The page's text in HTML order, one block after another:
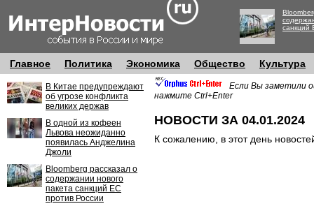
санкций
Главное Политика Экономика Общество Культура
В Китае предупреждают
об угрозе конфликта
великих держав
В одной из кофеен
Львова неожиданно
появилась Анджелина
Джоли
Bloomberg рассказал о
содержании нового
пакета санкций ЕС
против России
Если Вы заметили
нажмите Ctrl+Enter
НОВОСТИ ЗА 04.01.2024
К сожалению, в этот день